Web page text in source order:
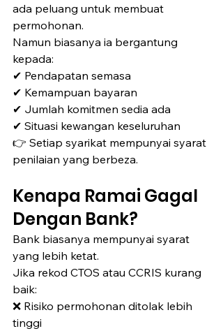
ada peluang untuk membuat
permohonan.
Namun biasanya ia bergantung
kepada:
✔ Pendapatan semasa
✔ Kemampuan bayaran
✔ Jumlah komitmen sedia ada
✔ Situasi kewangan keseluruhan
👉 Setiap syarikat mempunyai syarat
penilaian yang berbeza.
Kenapa Ramai Gagal
Dengan Bank?
Bank biasanya mempunyai syarat
yang lebih ketat.
Jika rekod CTOS atau CCRIS kurang
baik:
❌ Risiko permohonan ditolak lebih
tinggi